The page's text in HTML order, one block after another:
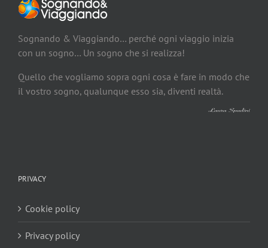
Sognando & Viaggiando… perché ogni viaggio inizia
con un sogno… Un sogno che si realizza!
Quello che vogliamo sopra ogni cosa è fare in modo che
il vostro sogno, qualunque esso sia, diventi realtà.
PRIVACY
Cookie policy
Privacy policy